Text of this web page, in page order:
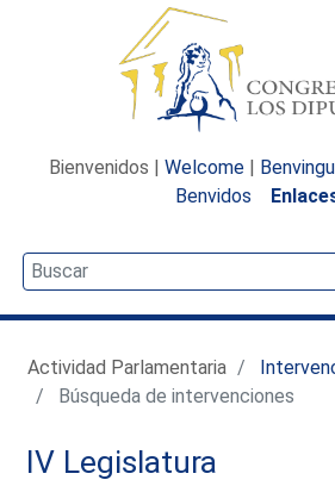
Bienvenidos | Welcome |
Benvidos
Actividad Parlamentaria
Búsqueda de intervenciones
IV Legislatura